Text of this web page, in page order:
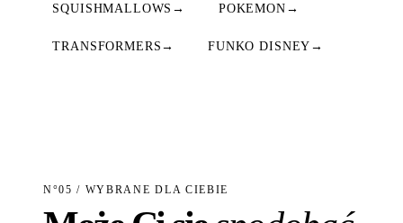
SQUISHMALLOWS → POKEMON →
TRANSFORMERS → FUNKO DISNEY →
N°05 / WYBRANE DLA CIEBIE